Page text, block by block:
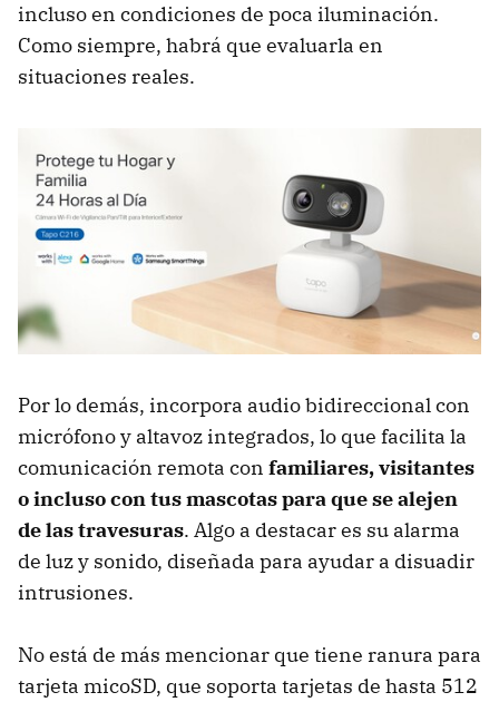
incluso en condiciones de poca iluminación.
Como siempre, habrá que evaluarla en
situaciones reales.
Por lo demás, incorpora audio bidireccional con
micrófono y altavoz integrados, lo que facilita la
comunicación remota con familiares, visitantes
o incluso con tus mascotas para que se alejen
de las travesuras. Algo a destacar es su alarma
de luz y sonido, diseñada para ayudar a disuadir
intrusiones.
No está de más mencionar que tiene ranura para
tarjeta micoSD, que soporta tarjetas de hasta 512